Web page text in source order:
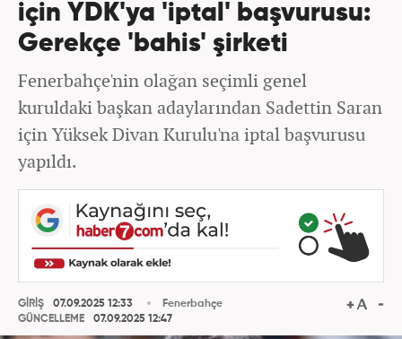
için YDK'ya 'iptal' başvurusu:
Gerekçe 'bahis' şirketi
Fenerbahçe'nin olağan seçimli genel
kuruldaki başkan adaylarından Sadettin Saran
için Yüksek Divan Kurulu'na iptal başvurusu
yapıldı.
GİRİŞ
07.09.2025 12:33
GÜNCELLEME
07.09.2025 12:47
Fenerbahçe